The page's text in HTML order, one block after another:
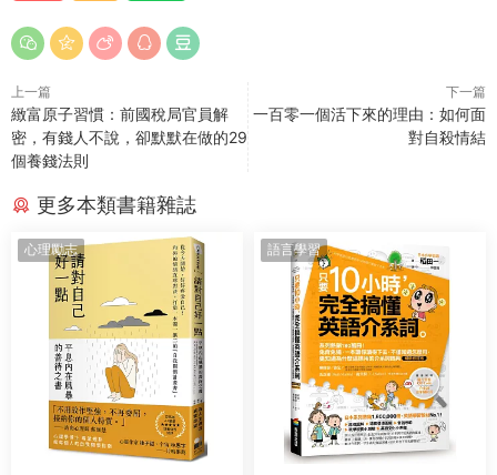
上一篇
緻富原子習慣：前國稅局官員解
密，有錢人不說，卻默默在做的29
個養錢法則
下一篇
一百零一個活下來的理由：如何面
對自殺情結
更多本類書籍雜誌
心理勵志 語言學習